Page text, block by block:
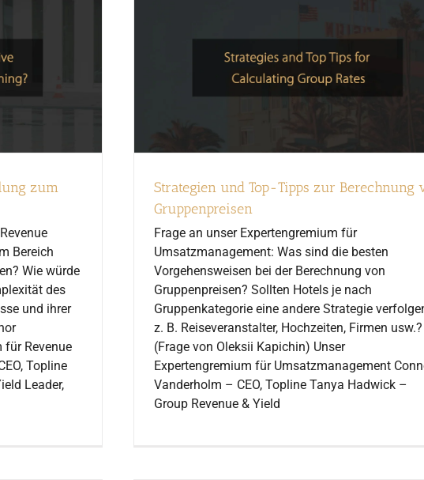
zum
Bereich
Wie würde
des
und ihrer
für Revenue
Topline
Leader,
Strategien und Top-Tipps zur Berechnung
Gruppenpreisen
Frage an unser Expertengremium für
Umsatzmanagement: Was sind die besten
Vorgehensweisen bei der Berechnung von
Gruppenpreisen? Sollten Hotels je nach
Gruppenkategorie eine andere Strategie
z. B. Reiseveranstalter, Hochzeiten, Firmen usw.?
(Frage von Oleksii Kapichin) Unser
Expertengremium für Umsatzmanagement
Vanderholm – CEO, Topline Tanya Hadwick –
Group Revenue & Yield